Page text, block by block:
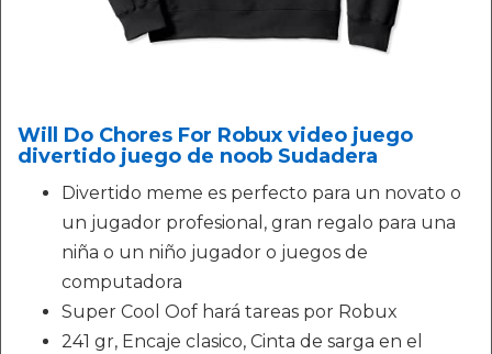
Will Do Chores For Robux video juego
divertido juego de noob Sudadera
Divertido meme es perfecto para un novato o
un jugador profesional, gran regalo para una
niña o un niño jugador o juegos de
computadora
Super Cool Oof hará tareas por Robux
241 gr, Encaje clasico, Cinta de sarga en el